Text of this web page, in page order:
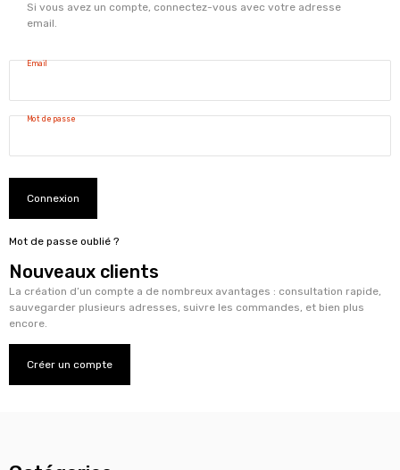
Si vous avez un compte, connectez-vous avec votre adresse
email.
Email
Mot de passe
Connexion
Mot de passe oublié ?
Nouveaux clients
La création d’un compte a de nombreux avantages : consultation rapide,
sauvegarder plusieurs adresses, suivre les commandes, et bien plus
encore.
Créer un compte